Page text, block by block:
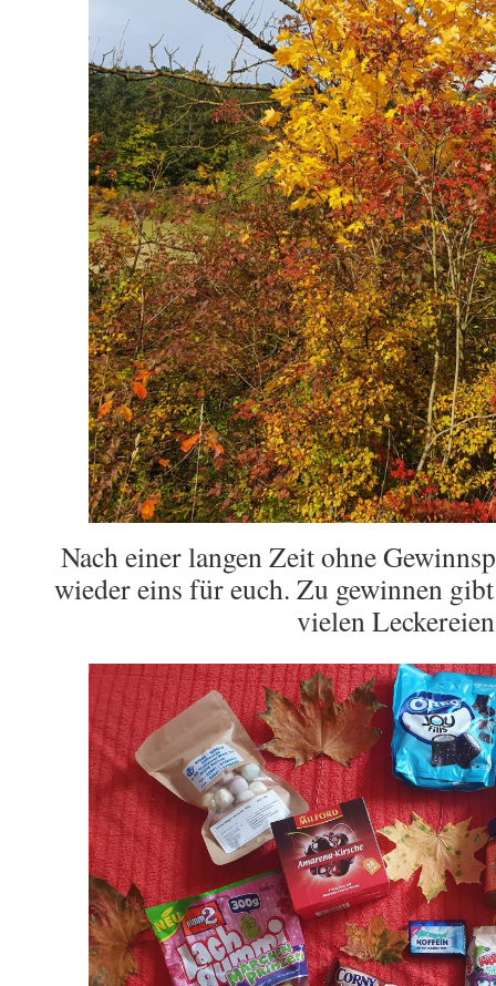
Nach einer langen Zeit ohne
wieder eins für euch. Zu gewinnen
vielen